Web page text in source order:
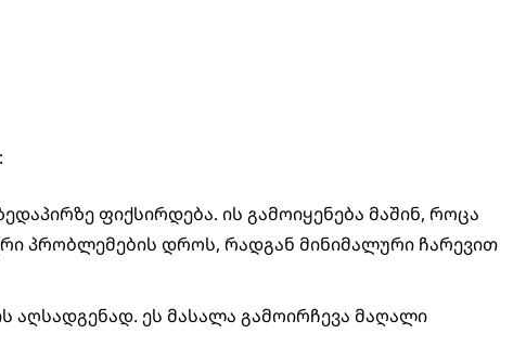
ფიქსირდება. ის გამოიყენება მაშინ, როცა
პრობლემების დროს, რადგან მინიმალური ჩარევით
აღსადგენად. ეს მასალა გამოირჩევა მაღალი